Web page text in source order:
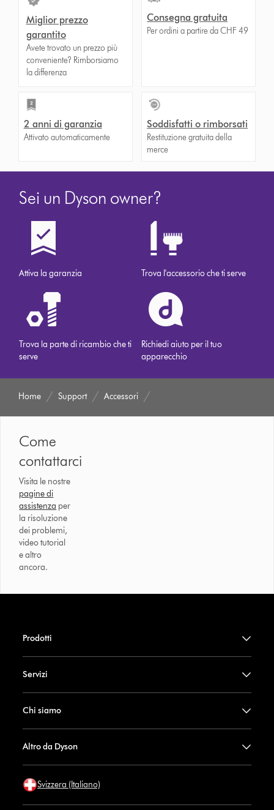
Miglior prezzo
garantito
Avete trovato un prezzo più
conveniente? Rimborsiamo
la differenza
Consegna gratuita
Per ordini a partire da CHF 49
2 anni di garanzia
Attivato automaticamente
Soddisfatti o rimborsati
Restituzione gratuita della
merce
Sei un Dyson owner?
Attiva la garanzia Trova l'accessorio che ti serve
Trova la parte di ricambio che ti
serve
Richiedi aiuto per il tuo
apparecchio
Home Support Accessori
Come
contattarci
Visita le nostre
pagine di
assistenza per
la risoluzione
dei problemi,
video tutorial
e altro
ancora.
Prodotti
Servizi
Chi siamo
Altro da Dyson
Svizzera (Italiano)